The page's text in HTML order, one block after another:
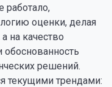
оценки, делая
на качество
решений.
текущими трендами: